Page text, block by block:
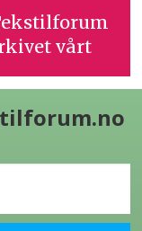
vårt